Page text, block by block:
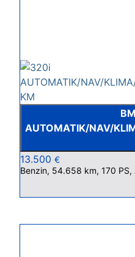
AUTOMATIK/NAV/
13.500 €
Benzin, 54.658 km, 170